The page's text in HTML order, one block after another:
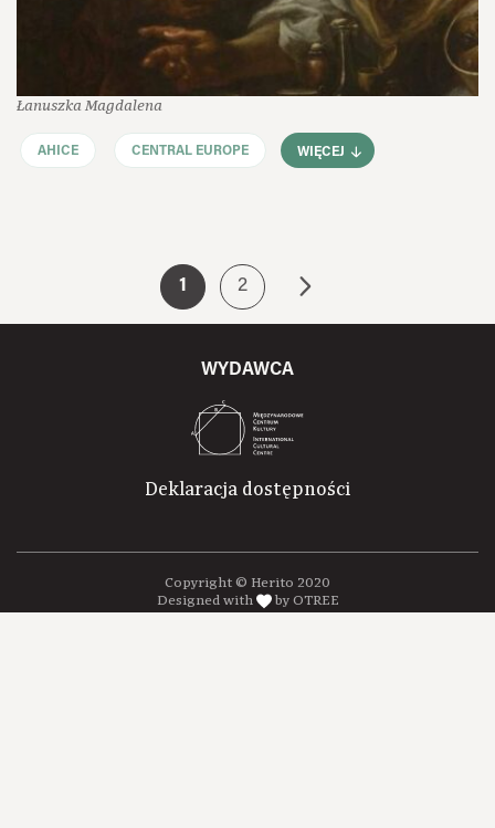
Łanuszka Magdalena
AHICE CENTRAL EUROPE WIĘCEJ
1 2
WYDAWCA
Deklaracja dostępności
Copyright © Herito 2020
Designed with
by OTREE